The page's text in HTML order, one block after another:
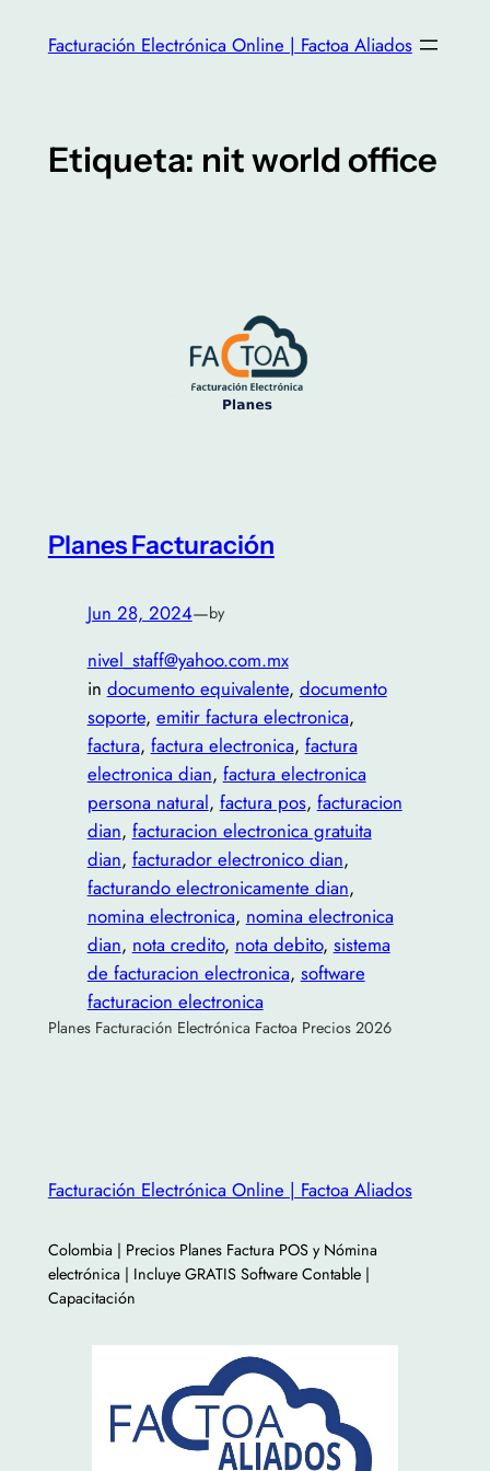
Facturación Electrónica Online | Factoa Aliados
Etiqueta: nit world office
Planes Facturación
Jun 28, 2024—by
nivel_staff@yahoo.com.mx
in documento equivalente, documento
soporte, emitir factura electronica
factura, factura electronica, factura
electronica dian, factura electronica
persona natural, factura pos, facturacion
dian, facturacion electronica gratuita
dian, facturador electronico dian
facturando electronicamente dian
nomina electronica, nomina electronica
dian, nota credito, nota debito, sistema
de facturacion electronica, software
facturacion electronica
Planes Facturación Electrónica Factoa Precios 2026
Facturación Electrónica Online | Factoa Aliados
Colombia | Precios Planes Factura POS y Nómina
electrónica | Incluye GRATIS Software Contable |
Capacitación